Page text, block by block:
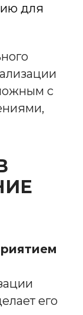
для
с
его